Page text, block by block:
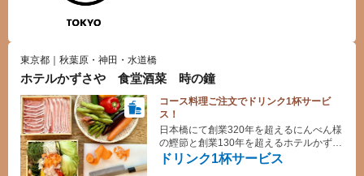
現在世界74ヶ国の主要都市に170店舗以
土産に大人気のロゴと店名入りのオリジ
ナルグッズも販売しています。
東京都｜秋葉原・神田・水道橋
ホテルかずさや 食堂酒菜 時の鐘
コース料理ご注文でドリンク1杯サービ
ス！
ドリンク1杯サービス
日本橋にて創業320年を超えるにんべん様
の鰹節と創業130年を超えるホテルかずさ
やの真心を掛け合わせた「お江戸出汁し
ゃぶ」コース（4,500円～）・月替わりに